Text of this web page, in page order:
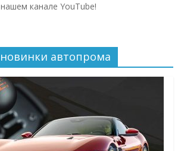
канале YouTube!
автопрома